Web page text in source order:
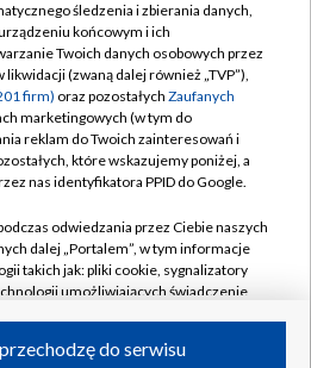
TVP
TVP
prywatności
Moje zgody
Pomoc
Kontakt
Kanały
śledzenia i zbierania danych,
końcowym i ich
Twoich danych osobowych przez
likwidacji (zwaną dalej również „TVP”),
firm) oraz pozostałych Zaufanych
marketingowych (w tym do
reklam do Twoich zainteresowań i
które wskazujemy poniżej, a
nas identyfikatora PPID do Google.
odwiedzania przez Ciebie naszych
dalej „Portalem”, w tym informacje
takich jak: pliki cookie, sygnalizatory
umożliwiających świadczenie
do serwisu